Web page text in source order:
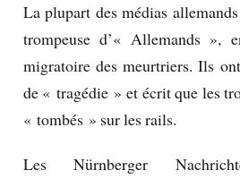
La plupart des médias
trompeuse d’« Allemands »,
migratoire des meurtriers. Ils
de « tragédie » et écrit que les
« tombés » sur les rails.
Les Nürnberger